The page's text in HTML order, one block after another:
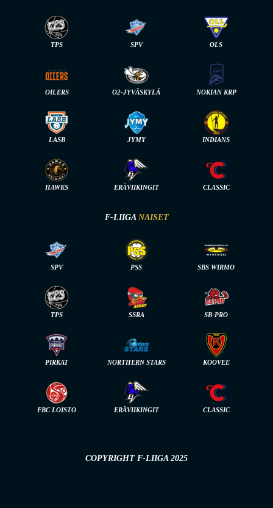
TPS SPV OLS
OILERS O2-JYVÄSKYLÄ NOKIAN KRP
LASB JYMY INDIANS
HAWKS ERÄVIIKINGIT CLASSIC
F-LIIGA NAISET
SPV PSS SBS WIRMO
TPS SSRA SB-PRO
PIRKAT NORTHERN STARS KOOVEE
FBC LOISTO ERÄVIIKINGIT CLASSIC
COPYRIGHT F-LIIGA 2025